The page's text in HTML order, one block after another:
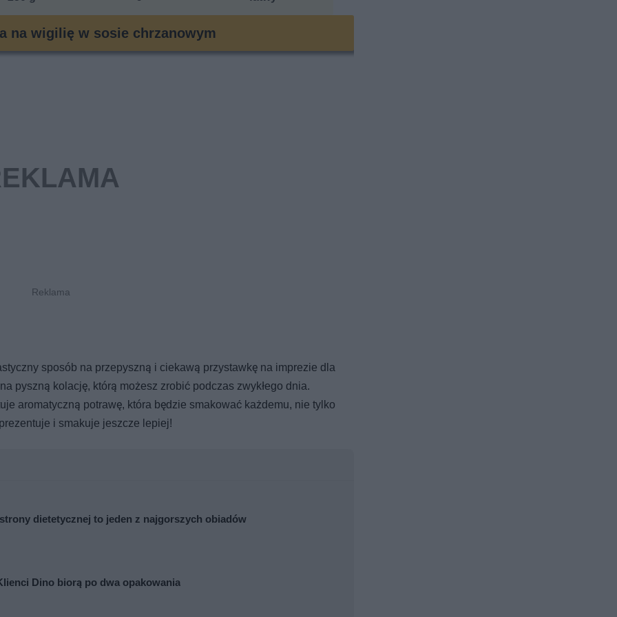
na wigilię w sosie chrzanowym
sposób na przepyszną i ciekawą przystawkę na imprezie dla
pyszną kolację, którą możesz zrobić podczas zwykłego dnia.
aromatyczną potrawę, która będzie smakować każdemu, nie tylko
i smakuje jeszcze lepiej!
dietetycznej to jeden z najgorszych obiadów
Dino biorą po dwa opakowania